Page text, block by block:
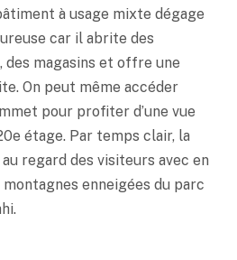
à usage mixte dégage
car il abrite des
des magasins et offre une
On peut même accéder
pour profiter d’une vue
étage. Par temps clair, la
regard des visiteurs avec en
enneigées du parc